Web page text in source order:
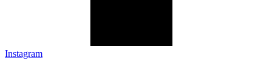
Instagram